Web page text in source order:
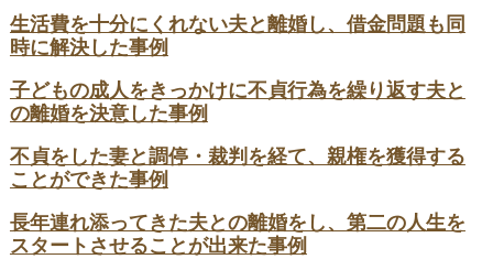
生活費を十分にくれない夫と離婚し、借金問題も同
時に解決した事例
子どもの成人をきっかけに不貞行為を繰り返す夫と
の離婚を決意した事例
不貞をした妻と調停・裁判を経て、親権を獲得する
ことができた事例
長年連れ添ってきた夫との離婚をし、第二の人生を
スタートさせることが出来た事例